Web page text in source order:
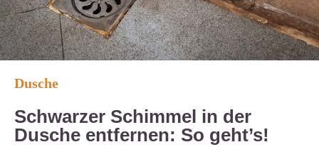
Dusche
Schwarzer Schimmel in der
Dusche entfernen: So geht’s!